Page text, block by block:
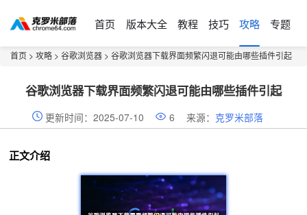
首页 版本大全 教程 技巧 攻略 专题
首页 > 攻略 > 谷歌浏览器 > 谷歌浏览器下载界面频繁闪退可能由哪些插件引起
谷歌浏览器下载界面频繁闪退可能由哪些插件引起
更新时间：2025-07-10 6 来源： 克罗米部落
正文介绍